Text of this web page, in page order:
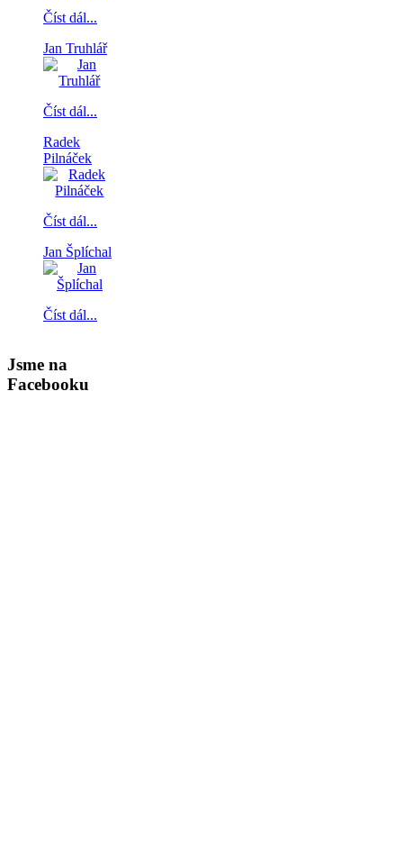
Číst dál...
Jan Truhlář
Číst dál...
Radek
Pilnáček
Číst dál...
Jan Šplíchal
Číst dál...
Jsme na
Facebooku